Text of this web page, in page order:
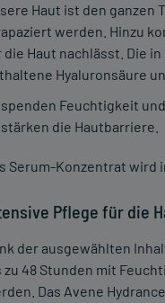
Haut ist den
werden. Hinzu
die Haut nachlässt. Die
Hyaluronsäure
spenden Feuchtigkeit und
stärken die Hautbarriere.
Serum-Konzentrat wird
Pflege für die
der ausgewählten
zu 48 Stunden mit
Das Avene